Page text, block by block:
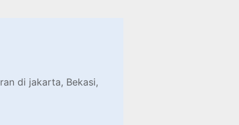
di jakarta, Bekasi,